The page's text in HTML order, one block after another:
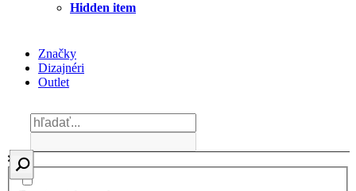
Hidden item
Značky
Dizajnéri
Outlet